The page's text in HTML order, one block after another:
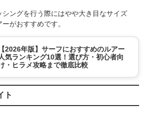
ングを行う際にはやや大き目なサイズ
がおすすめです。
【2026年版】サーフにおすすめのルアー
人気ランキング10選！選び方・初心者向
・ヒラメ攻略まで徹底比較
ト